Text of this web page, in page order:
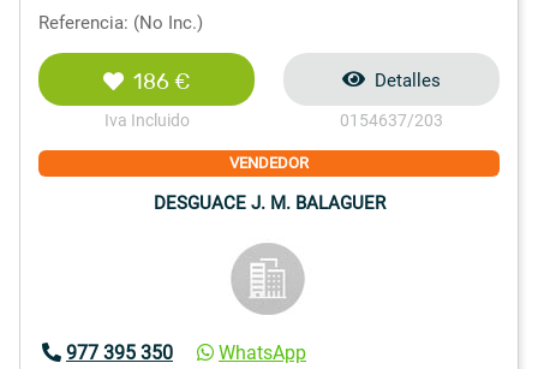
Referencia: (No Inc.)
186 €
Iva Incluido
Detalles
0154637/203
VENDEDOR
DESGUACE J. M. BALAGUER
977 395 350
WhatsApp